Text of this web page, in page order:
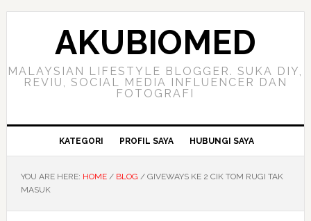
Skip
Skip
Skip
AKUBIOMED
MALAYSIAN LIFESTYLE BLOGGER. SUKA DIY,
REVIU, SOCIAL MEDIA INFLUENCER DAN
FOTOGRAFI
KATEGORI PROFIL SAYA HUBUNGI SAYA
YOU ARE HERE: HOME / BLOG /GIVEWAYS KE 2 CIK TOM RUGI TAK
MASUK